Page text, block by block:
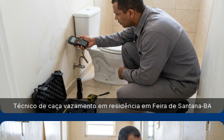
Técnico de caça vazamento em residência em Feira de Santana‑BA